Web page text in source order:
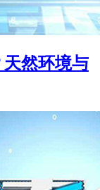
然环境与